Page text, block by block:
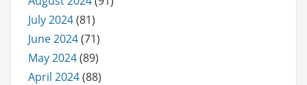
July 2024(81)
June 2024(71)
May 2024(89)
April 2024(88)